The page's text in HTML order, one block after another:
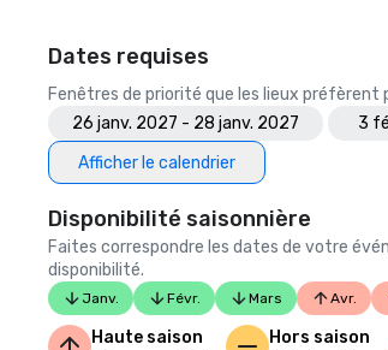
Dates requises
Fenêtres de priorité que les lieux préfèrent
26 janv. 2027 - 28 janv. 2027
3
Afficher le calendrier
Disponibilité saisonnière
Faites correspondre les dates de votre
disponibilité.
Janv. Févr. Mars Avr.
Haute saison
Hors saison